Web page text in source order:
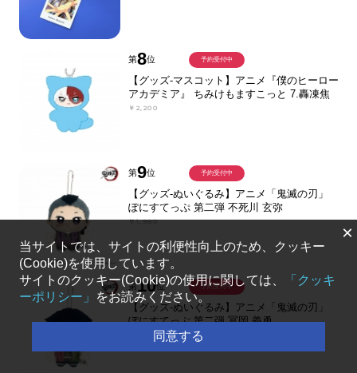
第8位
【グッズ-マスコット】アニメ『僕のヒーロー
アカデミア』 ちみけもますこっと 7.轟凍焦
￥2,200
予約受付中
第9位
【グッズ-ぬいぐるみ】アニメ「鬼滅の刃」
ぽにすてっぷ 第二弾 不死川 玄弥
￥1,980
予約受付中
第10位
【グッズ-ぬいぐるみ】アニメ「鬼滅の刃」
ぽにすてっぷ 第二弾 冨岡 義勇
￥1,980
予約受付中
×
当サイトでは、サイトの利便性向上のため、クッキー
(Cookie)を使用しています。
サイトのクッキー(Cookie)の使用に関しては、
「クッキ
ーポリシー」
をお読みください。
同意する